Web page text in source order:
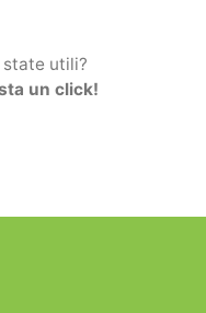
state utili?
un click!